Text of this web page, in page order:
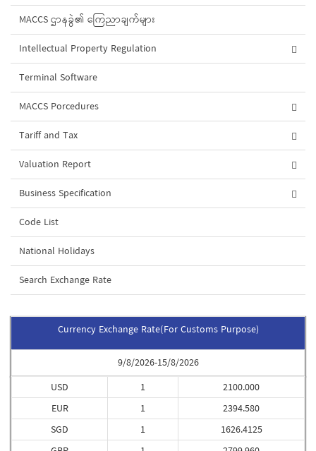
MACCS ဌာနခွဲ၏ ကြေညာချက်များ
Intellectual Property Regulation
Terminal Software
MACCS Porcedures
Tariff and Tax
Valuation Report
Business Specification
Code List
National Holidays
Search Exchange Rate
Currency Exchange Rate(For Customs Purpose)
9/8/2026-15/8/2026
USD
EUR
SGD
1
1
1
2100.000
2394.580
1626.4125